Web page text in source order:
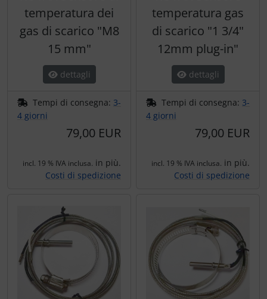
temperatura dei
gas di scarico "M8
15 mm"
dettagli
Tempi di consegna: 3-
4 giorni
79,00 EUR
incl. 19 % IVA inclusa. in più.
Costi di spedizione
temperatura gas
di scarico "1 3/4"
12mm plug-in"
dettagli
Tempi di consegna: 3-
4 giorni
79,00 EUR
incl. 19 % IVA inclusa. in più.
Costi di spedizione